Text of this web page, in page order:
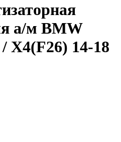
а/м BMW
X4(F26) 14-18